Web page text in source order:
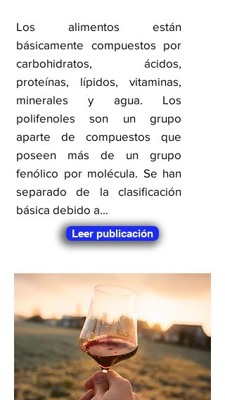
Los alimentos están
básicamente compuestos por
carbohidratos, ácidos,
proteínas, lípidos, vitaminas,
minerales y agua. Los
polifenoles son un grupo
aparte de compuestos que
poseen más de un grupo
fenólico por molécula. Se han
separado de la clasificación
básica debido a...
Leer publicación